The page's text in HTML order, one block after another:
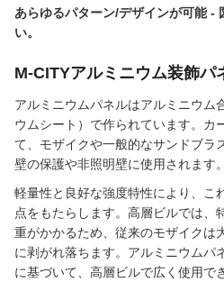
あらゆるパターン/デザインが可能 -
い。
M-CITYアルミニウム装飾パ
アルミニウムパネルはアルミニウム
ウムシート）で作られています。カ
て、モザイクや一般的なサンドブラ
壁の保護や非照明壁に使用されます。
軽量性と良好な強度特性により、こ
点をもたらします。高層ビルでは、
重がかかるため、従来のモザイクは
に剥がれ落ちます。アルミニウムパ
に基づいて、高層ビルで広く使用で